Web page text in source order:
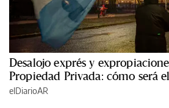
Desalojo exprés y
Propiedad Privada: cómo será
elDiarioAR